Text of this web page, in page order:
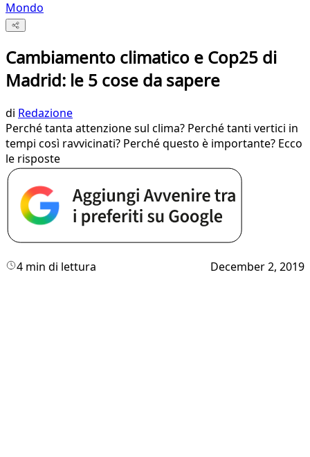
Mondo
Cambiamento climatico e Cop25 di
Madrid: le 5 cose da sapere
di Redazione
Perché tanta attenzione sul clima? Perché tanti vertici in
tempi così ravvicinati? Perché questo è importante? Ecco
le risposte
4 min di lettura December 2, 2019